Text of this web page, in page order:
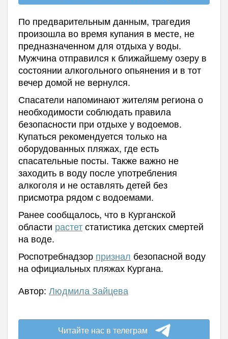
По предварительным данным, трагедия
произошла во время купания в месте, не
предназначенном для отдыха у воды.
Мужчина отправился к ближайшему озеру в
состоянии алкогольного опьянения и в тот
вечер домой не вернулся.
Спасатели напоминают жителям региона о
необходимости соблюдать правила
безопасности при отдыхе у водоемов.
Купаться рекомендуется только на
оборудованных пляжах, где есть
спасательные посты. Также важно не
заходить в воду после употребления
алкоголя и не оставлять детей без
присмотра рядом с водоемами.
Ранее сообщалось, что в Курганской
области растетстатистика детских смертей
на воде.
Роспотребнадзор признал безопасной воду
на официальных пляжах Кургана.
Автор: Людмила Зайцева
Читайте нас в телеграм